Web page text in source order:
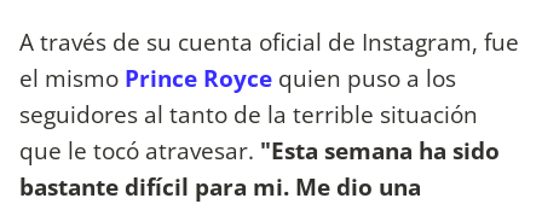
A través de su cuenta oficial de Instagram, fue
el mismo Prince Royce quien puso a los
seguidores al tanto de la terrible situación
que le tocó atravesar. "Esta semana ha sido
bastante difícil para mi. Me dio una